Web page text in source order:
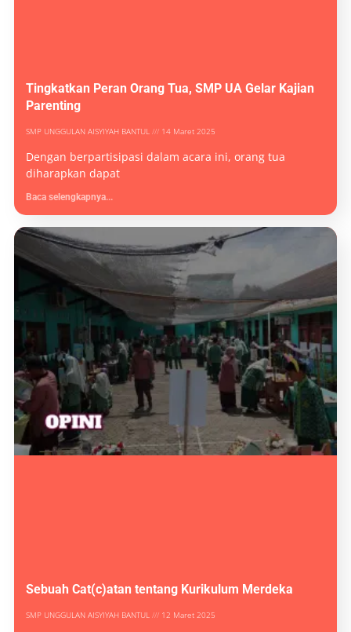
Tingkatkan Peran Orang Tua, SMP UA Gelar Kajian
Parenting
SMP UNGGULAN AISYIYAH BANTUL 14 Maret 2025
Dengan berpartisipasi dalam acara ini, orang tua
diharapkan dapat
Baca selengkapnya...
Sebuah Cat(c)atan tentang Kurikulum Merdeka
SMP UNGGULAN AISYIYAH BANTUL 12 Maret 2025